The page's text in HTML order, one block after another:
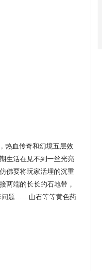
热血传奇和幻境五层效
生活在见不到一丝光亮
佛要将玩家活埋的沉重
两端的长长的石地带，
问题……山石等等黄色药